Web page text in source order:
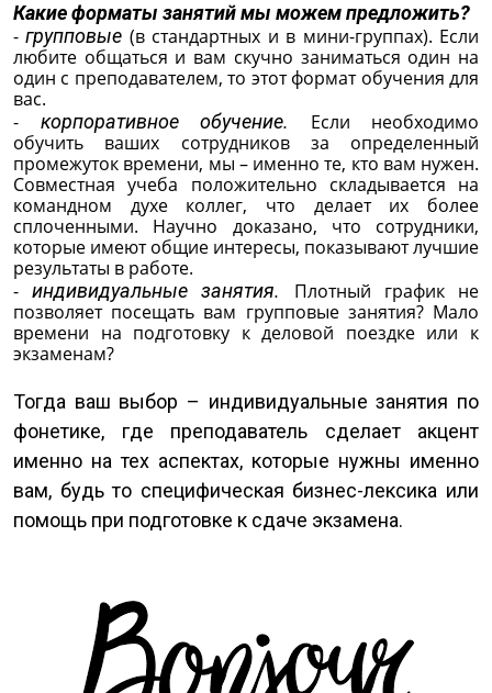
Какие форматы занятий мы можем предложить?
-групповые (в стандартных и в мини-группах). Если
любите общаться и вам скучно заниматься один на
один с преподавателем, то этот формат обучения для
вас.
- корпоративное обучение.
Если необходимо
обучить ваших сотрудников за определенный
промежуток времени, мы – именно те, кто вам нужен.
Совместная учеба положительно складывается на
командном духе коллег, что делает их более
сплоченными. Научно доказано, что сотрудники,
которые имеют общие интересы, показывают лучшие
результаты в работе.
-индивидуальные занятия.
Плотный график не
позволяет посещать вам групповые занятия? Мало
времени на подготовку к деловой поездке или к
экзаменам?
Тогда ваш выбор – индивидуальные занятия по
фонетике, где преподаватель сделает акцент
именно на тех аспектах, которые нужны именно
вам, будь то специфическая бизнес-лексика или
помощь при подготовке к сдаче экзамена.